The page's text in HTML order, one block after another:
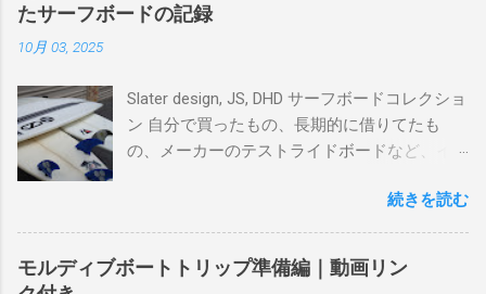
たサーフボードの記録
10月 03, 2025
Slater design, JS, DHD サーフボードコレクショ
ン 自分で買ったもの、長期的に借りてたも
の、メーカーのテストライドボードなど、イ
を書き残しているページです。 記録と残して
るので、過去のボードたちはもうすでに人に
譲って、手元に無いのがほとんどだけど。 色
んなサーフボードに乗って、サーフィンの世
続きを読む
モルディブボートトリップ準備編｜動画リン